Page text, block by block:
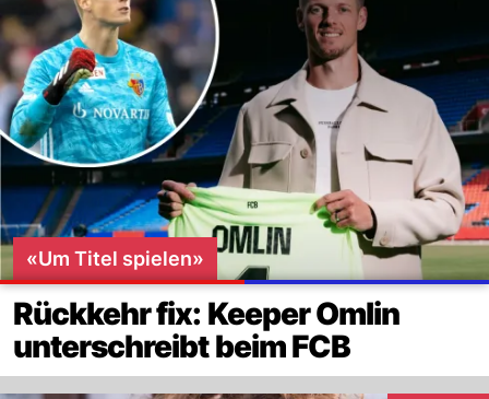
«Um Titel spielen»
Rückkehr fix: Keeper Omlin
unterschreibt beim FCB